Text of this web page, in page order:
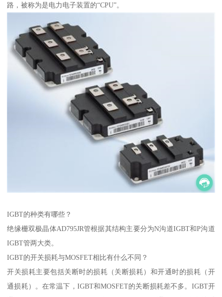
路，被称为是电力电子装置的“CPU”。
IGBT的种类有哪些？
绝缘栅双极晶体AD795JR管根据其结构主要分为N沟道IGBT和P沟道
IGBT管两大类。
IGBT的开关损耗与MOSFET相比有什么不同？
开关损耗主要包括关断时的损耗（关断损耗）和开通时的损耗（开
通损耗）。在常温下，IGBT和MOSFET的关断损耗差不多。IGBT开